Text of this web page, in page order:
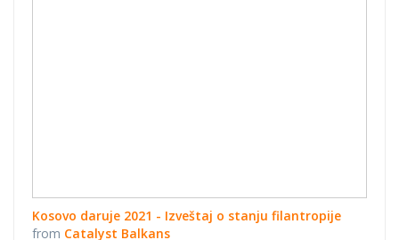
Kosovo daruje 2021 - Izveštaj o stanju filantropije
from Catalyst Balkans